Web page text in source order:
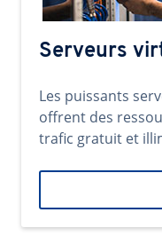
Serveurs
Les puissants
offrent des
trafic gratuit et